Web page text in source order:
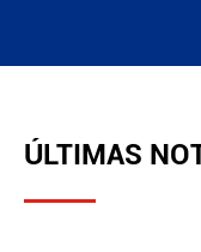
ÚLTIMAS